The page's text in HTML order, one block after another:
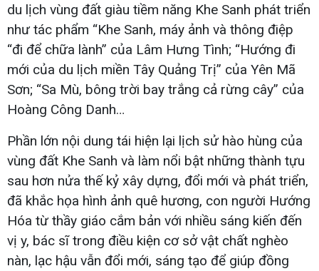
du lịch vùng đất giàu tiềm năng Khe Sanh phát triển
như tác phẩm “Khe Sanh, máy ảnh và thông điệp
“đi để chữa lành” của Lâm Hưng Tình; “Hướng đi
mới của du lịch miền Tây Quảng Trị” của Yên Mã
Sơn; “Sa Mù, bông trời bay trắng cả rừng cây” của
Hoàng Công Danh…
Phần lớn nội dung tái hiện lại lịch sử hào hùng của
vùng đất Khe Sanh và làm nổi bật những thành tựu
sau hơn nửa thế kỷ xây dựng, đổi mới và phát triển,
đã khắc họa hình ảnh quê hương, con người Hướng
Hóa từ thầy giáo cắm bản với nhiều sáng kiến đến
vị y, bác sĩ trong điều kiện cơ sở vật chất nghèo
nàn, lạc hậu vẫn đổi mới, sáng tạo để giúp đồng